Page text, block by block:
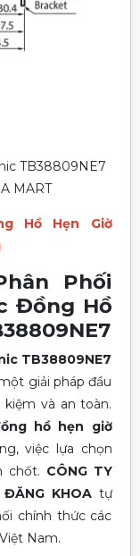
TB38809NE7
MART
Hồ Hẹn Giờ
Phối
Đồng Hồ
TB38809NE7
giải pháp đầu
và an toàn.
hồ hẹn giờ
việc lựa chọn
chốt. CÔNG TY
ĐĂNG KHOAtự
chính thức các
Nam.